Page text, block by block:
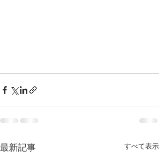
最新記事 すべて表示